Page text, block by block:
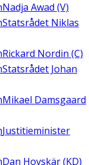
Nadja Awad (V)
Statsrådet Niklas
Rickard Nordin (C)
Statsrådet Johan
Mikael Damsgaard
Justitieminister
Dan Hovskär (KD)